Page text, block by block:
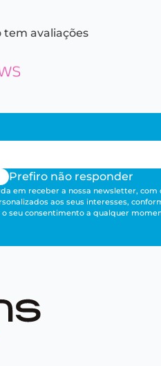
avaliações
Prefiro não responder
em receber a nossa newsletter, com
aos seus interesses,
seu consentimento a qualquer